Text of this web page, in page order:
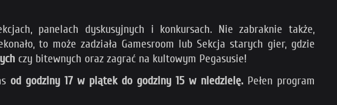
panelach dyskusyjnych i konkursach. Nie zabraknie także,
to może zadziała Gamesroom lub Sekcja starych gier, gdzie
czy bitewnych oraz zagrać na kultowym Pegasusie!
od godziny 17 w piątek do godziny 15 w niedzielę. Pełen program